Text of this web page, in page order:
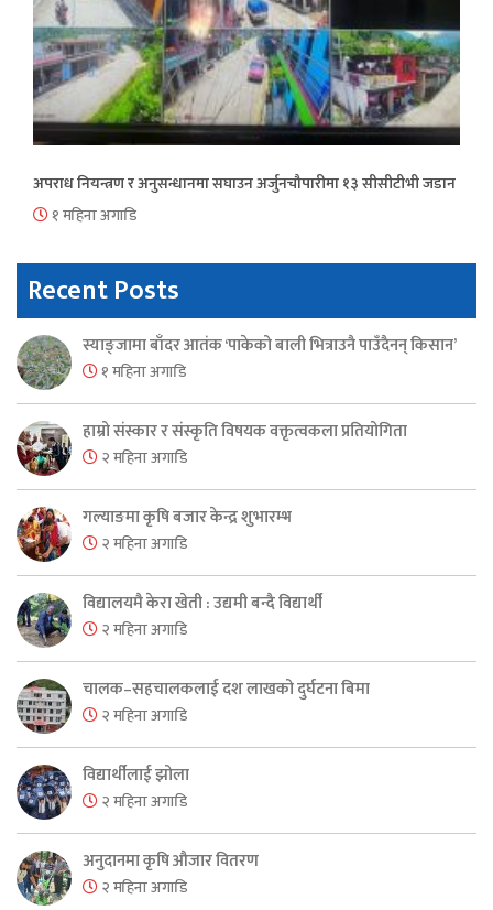
अपराध नियन्त्रण र अनुसन्धानमा सघाउन अर्जुनचौपारीमा १३ सीसीटीभी जडान
१ महिना अगाडि
Recent Posts
स्याङ्जामा बाँदर आतंक ‘पाकेको बाली भित्राउनै पाउँदैनन् किसान’
१ महिना अगाडि
हाम्रो संस्कार र संस्कृति विषयक वक्तृत्वकला प्रतियोगिता
२ महिना अगाडि
गल्याङमा कृषि बजार केन्द्र शुभारम्भ
२ महिना अगाडि
विद्यालयमै केरा खेती : उद्यमी बन्दै विद्यार्थी
२ महिना अगाडि
चालक–सहचालकलाई दश लाखको दुर्घटना बिमा
२ महिना अगाडि
विद्यार्थीलाई झोला
२ महिना अगाडि
अनुदानमा कृषि औजार वितरण
२ महिना अगाडि